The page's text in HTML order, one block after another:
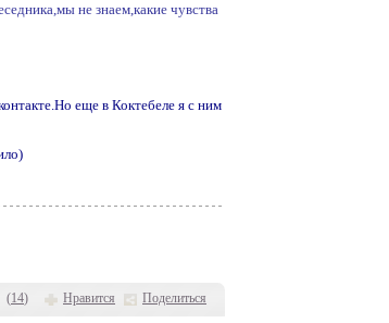
(14) Нравится Поделиться
не знаем,какие чувства
еще в Коктебеле я с ним